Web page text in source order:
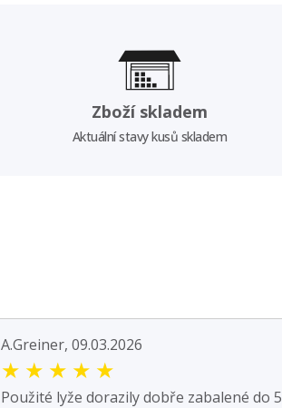
Zboží skladem
Aktuální stavy kusů skladem
A.Greiner, 09.03.2026
★ ★ ★ ★ ★
Použité lyže dorazily dobře zabalené do 5